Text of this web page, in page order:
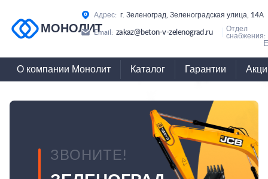
МОНОЛИТ
Адрес: г. Зеленоград, Зеленоградская улица, 14А
Email: zakaz@beton-v-zelenograd.ru
Отдел
снабжения:
О компании Монолит Каталог Гарантии
ЗВОНИТЕ!